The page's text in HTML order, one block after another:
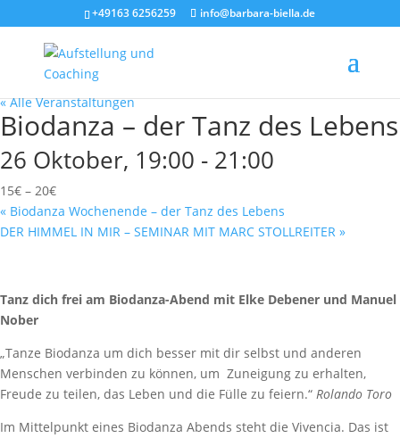
+49163 6256259 info@barbara-biella.de
« Alle Veranstaltungen
Biodanza – der Tanz des Lebens
26 Oktober, 19:00 - 21:00
15€ – 20€
« Biodanza Wochenende – der Tanz des Lebens
DER HIMMEL IN MIR – SEMINAR MIT MARC STOLLREITER »
Tanz dich frei am Biodanza-Abend mit Elke Debener und Manuel
Nober
„Tanze Biodanza um dich besser mit dir selbst und anderen
Menschen verbinden zu können, um Zuneigung zu erhalten,
Freude zu teilen, das Leben und die Fülle zu feiern.“ Rolando Toro
Im Mittelpunkt eines Biodanza Abends steht die Vivencia. Das ist